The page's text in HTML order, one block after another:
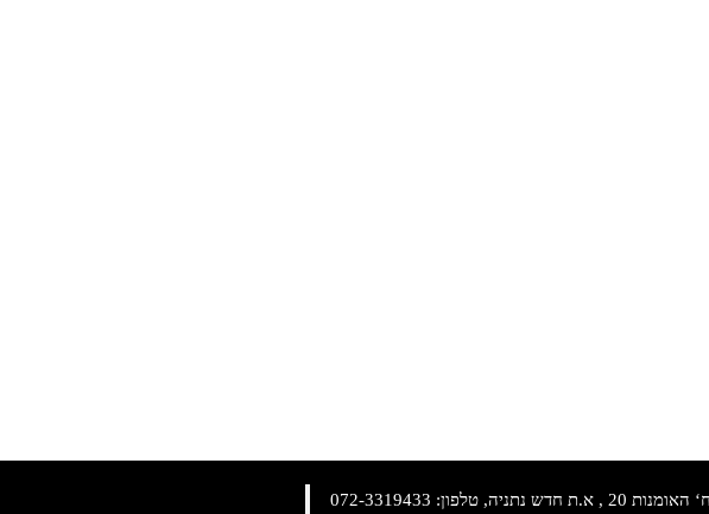
20 , א.ת חדש נתניה, טלפון:
072-3319433